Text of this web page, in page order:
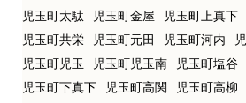
児玉町太駄
児玉町金屋 児玉町上真下
児玉町共栄
児玉町元田 児玉町河内
児玉町児玉
児玉町児玉南 児玉町塩谷
児玉町下真下
児玉町高関 児玉町高柳